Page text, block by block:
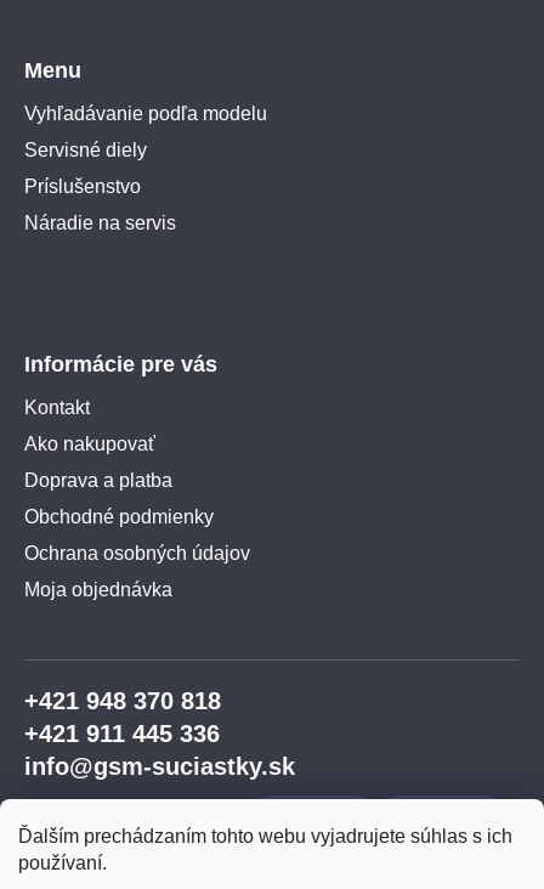
Ďalším prechádzaním tohto webu vyjadrujete súhlas s ich
používaní.
Menu
Vyhľadávanie podľa modelu
Servisné diely
Príslušenstvo
Náradie na servis
Informácie pre vás
Kontakt
Ako nakupovať
Doprava a platba
Obchodné podmienky
Ochrana osobných údajov
Moja objednávka
+421 948 370 818
+421 911 445 336
info@gsm-suciastky.sk